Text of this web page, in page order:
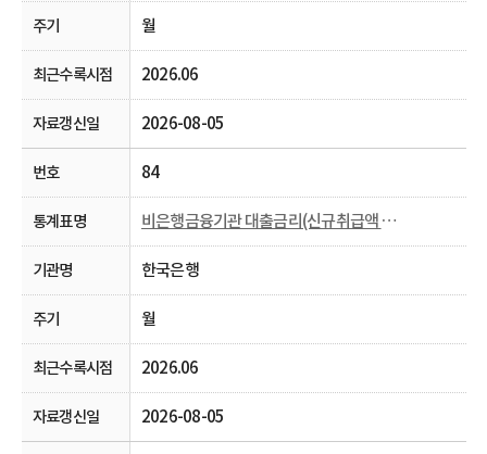
월
2026.06
2026-08-05
84
비은행금융기관 대출금리(신규취급액 기준)
한국은행
월
2026.06
2026-08-05